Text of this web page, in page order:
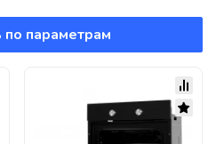
вопросам
t.by
и доставка
параметрам